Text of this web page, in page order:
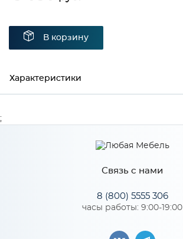
В корзину
Характеристики
Количество упаковок: 1
Связь с нами
8 (800) 5555 306
часы работы: 9:00-19:00
;